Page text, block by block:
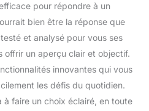
pour répondre à un
bien être la réponse que
et analysé pour vous ses
offrir un aperçu clair et objectif.
innovantes qui vous
les défis du quotidien.
à faire un choix éclairé, en toute